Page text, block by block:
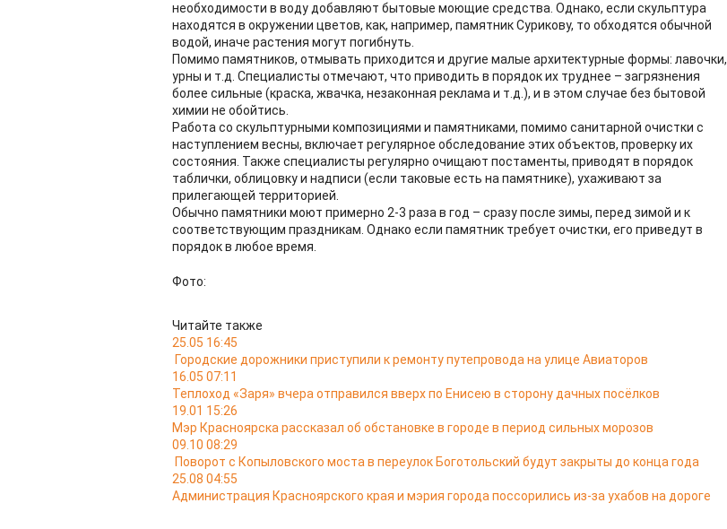
необходимости в воду добавляют бытовые моющие средства. Однако, если скульптура
находятся в окружении цветов, как, например, памятник Сурикову, то обходятся обычной
водой, иначе растения могут погибнуть.
Помимо памятников, отмывать приходится и другие малые архитектурные формы: лавочки,
урны и т.д. Специалисты отмечают, что приводить в порядок их труднее – загрязнения
более сильные (краска, жвачка, незаконная реклама и т.д.), и в этом случае без бытовой
химии не обойтись.
Работа со скульптурными композициями и памятниками, помимо санитарной очистки с
наступлением весны, включает регулярное обследование этих объектов, проверку их
состояния. Также специалисты регулярно очищают постаменты, приводят в порядок
таблички, облицовку и надписи (если таковые есть на памятнике), ухаживают за
прилегающей территорией.
Обычно памятники моют примерно 2-3 раза в год – сразу после зимы, перед зимой и к
соответствующим праздникам. Однако если памятник требует очистки, его приведут в
порядок в любое время.
Фото:
Читайте также
25.05 16:45
Городские дорожники приступили к ремонту путепровода на улице Авиаторов
16.05 07:11
Теплоход «Заря» вчера отправился вверх по Енисею в сторону дачных посёлков
19.01 15:26
Мэр Красноярска рассказал об обстановке в городе в период сильных морозов
09.10 08:29
Поворот с Копыловского моста в переулок Боготольский будут закрыты до конца года
25.08 04:55
Администрация Красноярского края и мэрия города поссорились из-за ухабов на дороге